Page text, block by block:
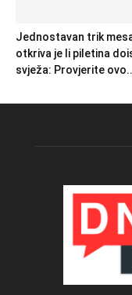
Jednostavan trik
otkriva je li piletina
svježa: Provjerite